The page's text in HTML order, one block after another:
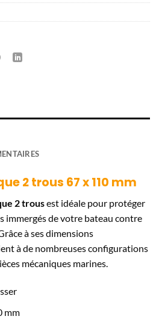
2 trous 67 x 110 mm
2 trousest idéale pour protéger
immergés de votre bateau contre
à ses dimensions
à de nombreuses configurations
mécaniques marines.
mm